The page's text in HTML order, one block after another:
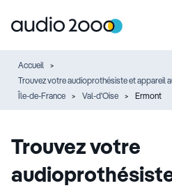
Accueil
Trouvez votre audioprothésiste et appareil
Île-de-France
Val-d'Oise Ermont
Trouvez votre